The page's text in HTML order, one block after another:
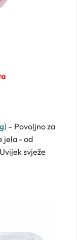
– Povoljno za
jela - od
svježe